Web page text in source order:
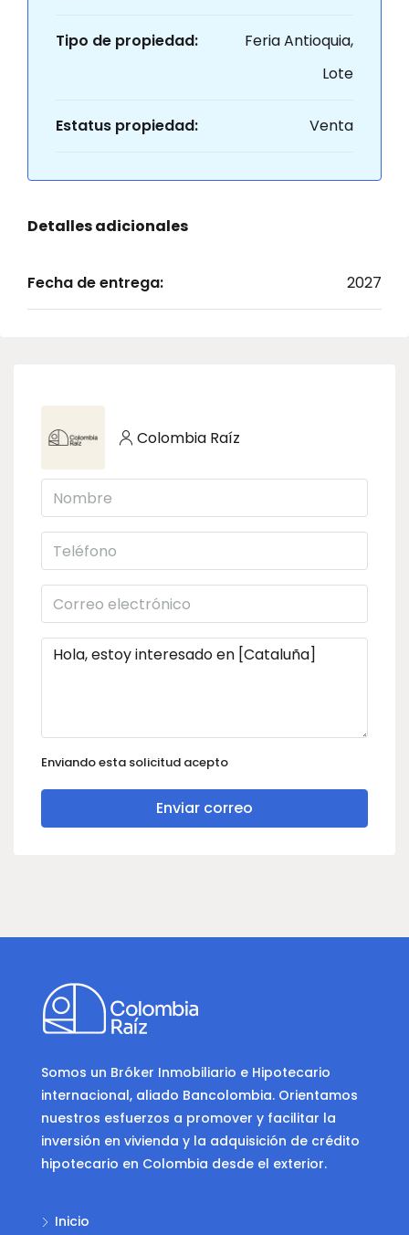
Tipo de propiedad:
Feria Antioquia,
Lote
Estatus propiedad: Venta
Detalles adicionales
Fecha de entrega: 2027
Colombia Raíz
Enviando esta solicitud acepto
Enviar correo
Somos un Bróker Inmobiliario e Hipotecario
internacional, aliado Bancolombia. Orientamos
nuestros esfuerzos a promover y facilitar la
inversión en vivienda y la adquisición de crédito
hipotecario en Colombia desde el exterior.
Inicio